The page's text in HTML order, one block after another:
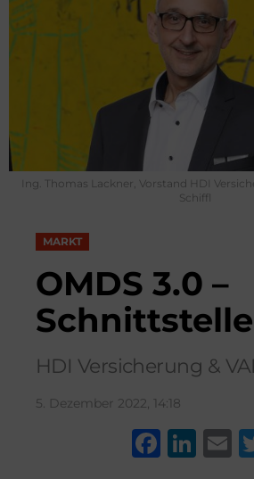
Ing. Thomas Lackner, Vorstand HDI
Schiffl
MARKT
OMDS 3.0 –
Schnittstelle
HDI Versicherung &
5. Dezember 2022, 14:18
F
Li
E